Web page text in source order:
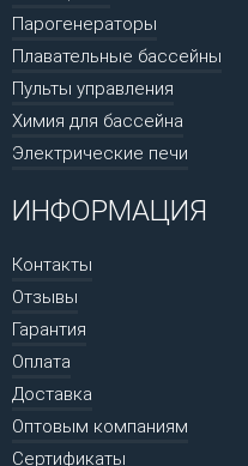
Парогенераторы
Плавательные бассейны
Пульты управления
Химия для бассейна
Электрические печи
ИНФОРМАЦИЯ
Контакты
Отзывы
Гарантия
Оплата
Доставка
Оптовым компаниям
Сертификаты